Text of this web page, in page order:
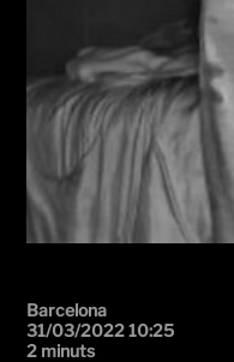
Barcelona
31/03/2022 10:25
2 minuts